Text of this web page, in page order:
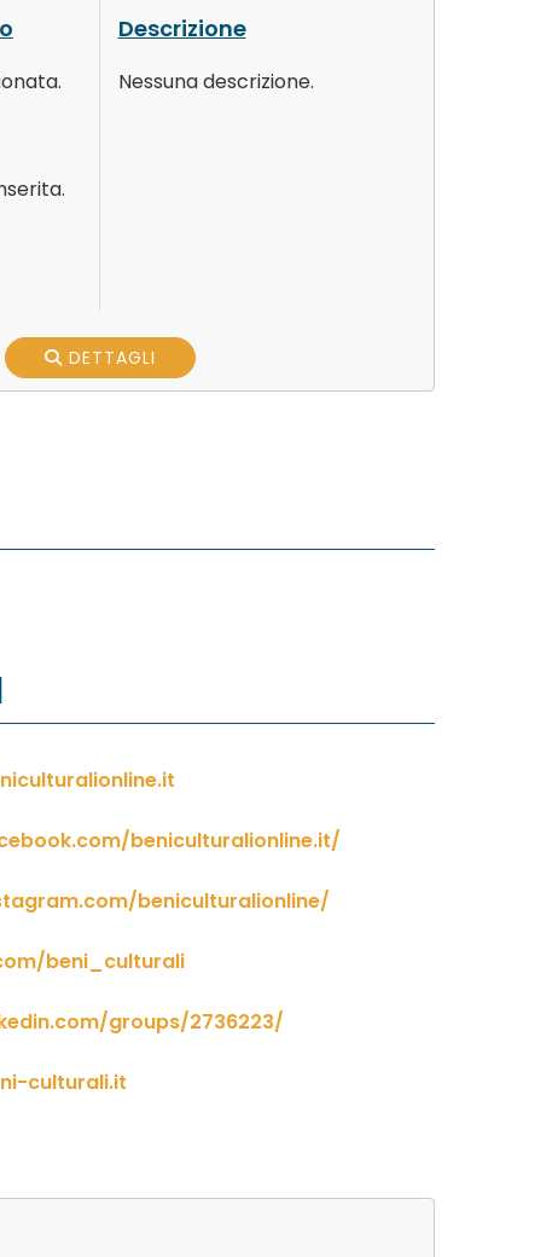
Descrizione
Nessuna descrizione.
DETTAGLI
beniculturalionline.it/
beniculturalionline/
beni_culturali
groups/2736223/
culturali.it